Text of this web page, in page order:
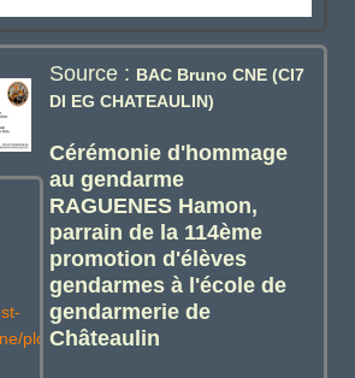
plougonvelin-
Source : BAC Bruno CNE (CI7
DI EG CHATEAULIN)
Cérémonie d'hommage
au gendarme
RAGUENES Hamon,
parrain de la 114ème
promotion d'élèves
gendarmes à l'école de
gendarmerie de
Châteaulin